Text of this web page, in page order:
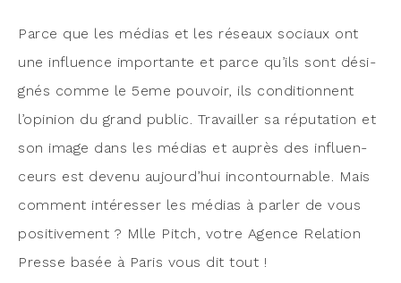
Parce que les médias et les réseaux sociaux ont
une influence impor­tante et parce qu’ils sont dési­
gnés comme le 5eme pou­voir, ils condi­tionnent
l’opinion du grand public. Tra­vailler sa répu­ta­tion et
son image dans les médias et auprès des influen­
ceurs est deve­nu aujourd’hui incon­tour­nable. Mais
com­ment inté­res­ser les médias à par­ler de vous
posi­ti­ve­ment ? Mlle Pitch, votre Agence Rela­tion
Presse basée à Paris vous dit tout !